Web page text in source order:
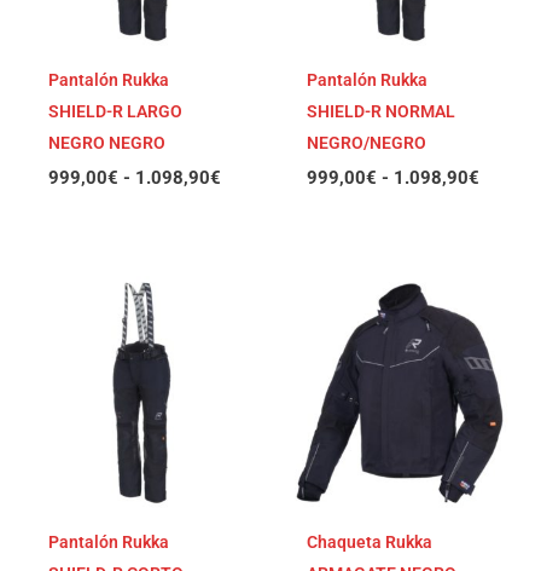
Pantalón Rukka
SHIELD-R LARGO
NEGRO NEGRO
999,00€ - 1.098,90€
Pantalón Rukka
SHIELD-R NORMAL
NEGRO/NEGRO
999,00€ - 1.098,90€
Pantalón Rukka
Chaqueta Rukka
desde
hasta